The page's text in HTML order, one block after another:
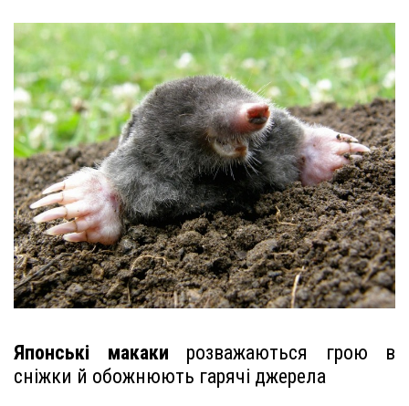
Японські макаки розважаються грою в
сніжки й обожнюють гарячі джерела